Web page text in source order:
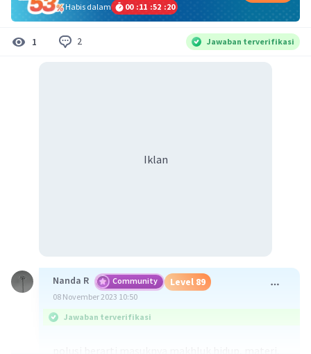
Habis dalam
00 :11 :52 :20
1 2 Jawaban terverifikasi
Iklan
Nanda R Community Level 89
08 November 2023 10:50
Jawaban terverifikasi